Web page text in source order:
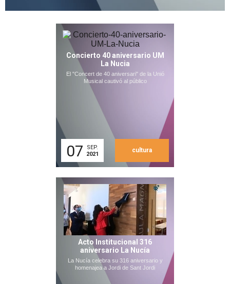
Concierto 40 aniversario UM
La Nucia
El "Concert de 40 aniversari" de la Unió
Musical cautivó al público
07
SEP.
2021
cultura
Acto Institucional 316
aniversario La Nucía
La Nucía celebra su 316 aniversario y
homenajea a Jordi de Sant Jordi